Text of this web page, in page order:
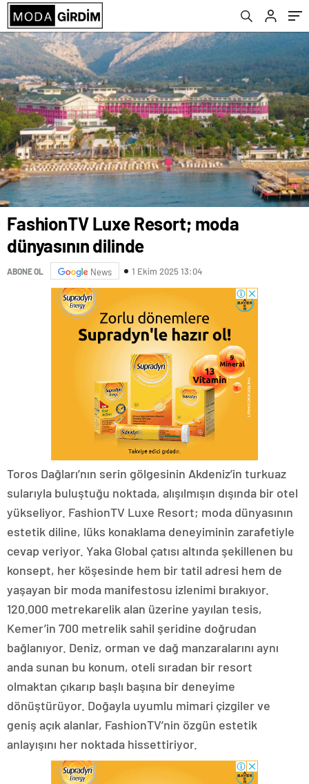
FashionTV Luxe Resort; moda
dünyasının dilinde
ABONE OL News 1 Ekim 2025 13:04
Toros Dağları’nın serin gölgesinin Akdeniz’in turkuaz
sularıyla buluştuğu noktada, alışılmışın dışında bir otel
yükseliyor. FashionTV Luxe Resort; moda dünyasının
estetik diline, lüks konaklama deneyiminin zarafetiyle
cevap veriyor. Yaka Global çatısı altında şekillenen bu
konsept, her köşesinde hem bir tatil adresi hem de
yaşayan bir moda manifestosu izlenimi bırakıyor.
120.000 metrekarelik alan üzerine yayılan tesis,
Kemer’in 700 metrelik sahil şeridine doğrudan
bağlanıyor. Deniz, orman ve dağ manzaralarını aynı
anda sunan bu konum, oteli sıradan bir resort
olmaktan çıkarıp başlı başına bir deneyime
dönüştürüyor. Doğayla uyumlu mimari çizgiler ve
geniş açık alanlar, FashionTV’nin özgün estetik
anlayışını her noktada hissettiriyor.